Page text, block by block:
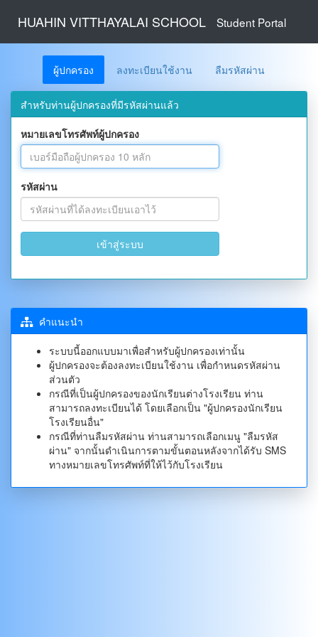
HUAHIN VITTHAYALAI SCHOOL Student Portal
ผู้ปกครอง ลงทะเบียนใช้งาน ลืมรหัสผ่าน
สำหรับท่านผู้ปกครองที่มีรหัสผ่านแล้ว
หมายเลขโทรศัพท์ผู้ปกครอง
รหัสผ่าน
คำแนะนำ
ระบบนี้ออกแบบมาเพื่อสำหรับผู้ปกครองเท่านั้น
ผู้ปกครองจะต้องลงทะเบียนใช้งาน เพื่อกำหนดรหัสผ่าน
ส่วนตัว
กรณีที่เป็นผู้ปกครองของนักเรียนต่างโรงเรียน ท่าน
สามารถลงทะเบียนได้ โดยเลือกเป็น "ผู้ปกครองนักเรียน
โรงเรียนอื่น"
กรณีที่ท่านลืมรหัสผ่าน ท่านสามารถเลือกเมนู "ลืมรหัส
ผ่าน" จากนั้นดำเนินการตามขั้นตอนหลังจากได้รับ SMS
ทางหมายเลขโทรศัพท์ที่ให้ไว้กับโรงเรียน